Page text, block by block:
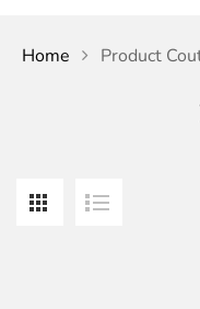
Home Product